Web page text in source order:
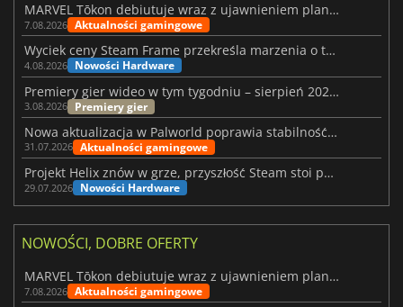
MARVEL Tōkon debiutuje wraz z ujawnieniem planu rozwoju na pierwszy rok
7.08.2026 Aktualności gamingowe
Wyciek ceny Steam Frame przekreśla marzenia o tanim zestawie VR
4.08.2026 Nowości Hardware
Premiery gier wideo w tym tygodniu – sierpień 2026 r. (32. tydzień)
3.08.2026 Premiery gier
Nowa aktualizacja w Palworld poprawia stabilność Sunreach i walk z bossami
31.07.2026 Aktualności gamingowe
Projekt Helix znów w grze, przyszłość Steam stoi pod znakiem zapytania
29.07.2026 Nowości Hardware
NOWOŚCI, DOBRE OFERTY
MARVEL Tōkon debiutuje wraz z ujawnieniem planu rozwoju na pierwszy rok
7.08.2026 Aktualności gamingowe